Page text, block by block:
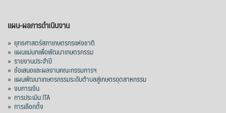
แผน-ผลการดำเนินงาน
» ยุทธศาสตร์สภาเกษตรกรแห่งชาติ
» แผนแม่บทเพื่อพัฒนาเกษตรกรรม
» รายงานประจำปี
» ข้อเสนอและผลงานคณะกรรมการฯ
» แผนพัฒนาเกษตรกรรมระดับตำบลสู่เกษตรอุตสาหกรรม
» งบการเงิน
» การประเมิน ITA
» การเลือกตั้ง